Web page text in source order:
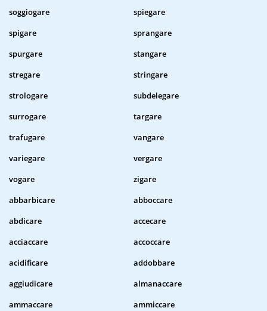
soggiogare
spiegare
spigare
sprangare
spurgare
stangare
stregare
stringare
strologare
subdelegare
surrogare
targare
trafugare
vangare
variegare
vergare
vogare
zigare
abbarbicare
abboccare
abdicare
accecare
acciaccare
accoccare
acidificare
addobbare
aggiudicare
almanaccare
ammaccare
ammiccare